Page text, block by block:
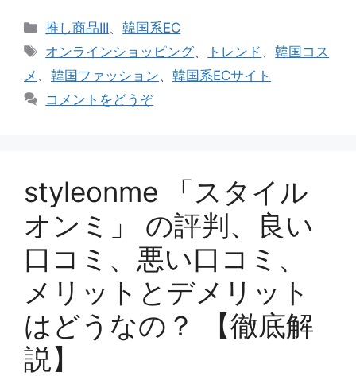
カ
テ
リ
ー
推し商品III、韓国系EC
タ
グ
オンラインショッピング、 トレンド 、韓国コス
メ 、 韓国ファッション、 韓国系ECサイト
コメントをどうぞ
styleonme 「スタイル
オンミ」 の評判、良い
口コミ、悪い口コミ、
メリットとデメリット
はどうなの？ 【徹底解
説】